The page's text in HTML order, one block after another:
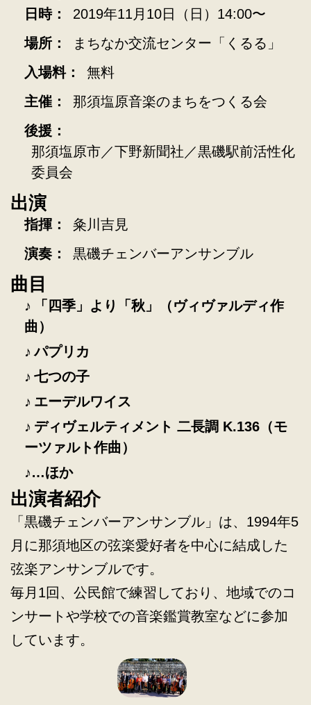
日時：
2019年11月10日（日）14:00〜
場所：
まちなか交流センター「くるる」
入場料：
無料
主催：
那須塩原音楽のまちをつくる会
後援：
那須塩原市／下野新聞社／黒磯駅前活性化
委員会
出演
指揮：
粂川吉見
演奏：
黒磯チェンバーアンサンブル
曲目
「四季」より「秋」（ヴィヴァルディ作
曲）
パプリカ
七つの子
エーデルワイス
ディヴェルティメント 二長調 K.136（モ
ーツァルト作曲）
…ほか
出演者紹介
「黒磯チェンバーアンサンブル」は、1994年5
月に那須地区の弦楽愛好者を中心に結成した
弦楽アンサンブルです。
毎月1回、公民館で練習しており、地域でのコ
ンサートや学校での音楽鑑賞教室などに参加
しています。